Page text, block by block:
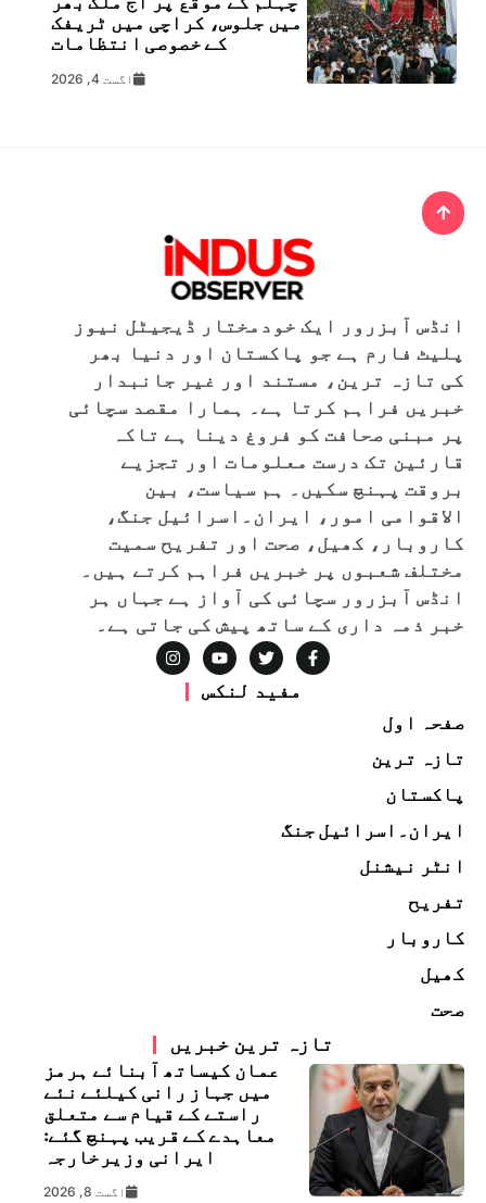
میں جلوس، کراچی میں ٹریفک
کے خصوصی انتظامات
اگست 4, 2026
انڈس آبزرور ایک خودمختار ڈیجیٹل نیوز
پلیٹ فارم ہے جو پاکستان اور دنیا بھر
کی تازہ ترین، مستند اور غیر جانبدار
خبریں فراہم کرتا ہے۔ ہمارا مقصد سچائی
پر مبنی صحافت کو فروغ دینا ہے تاکہ
قارئین تک درست معلومات اور تجزیے
بروقت پہنچ سکیں۔ ہم سیاست، بین
الاقوامی امور، ایران۔اسرائیل جنگ،
کاروبار، کھیل، صحت اور تفریح سمیت
مختلف شعبوں پر خبریں فراہم کرتے ہیں۔
انڈس آبزرور سچائی کی آواز ہے جہاں ہر
خبر ذمہ داری کے ساتھ پیش کی جاتی ہے۔
مفید لنکس
صفحہ اول
تازہ ترین
پاکستان
ایران۔اسرائیل جنگ
انٹر نیشنل
تفریح
کاروبار
کھیل
صحت
تازہ ترین خبریں
عمان کیساتھ آبنائے ہرمز
میں جہاز رانی کیلئے نئے
راستے کے قیام سے متعلق
معاہدے کے قریب پہنچ گئے:
ایرانی وزیرخارجہ
اگست 8, 2026